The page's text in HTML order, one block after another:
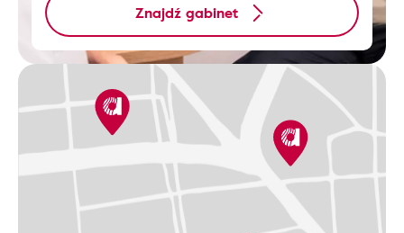
Znajdź gabinet